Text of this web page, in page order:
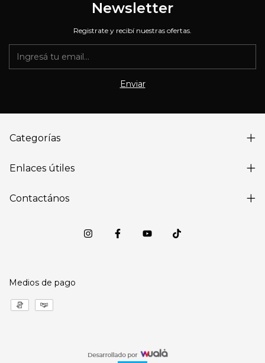
Newsletter
Registrate y recibí nuestras ofertas.
Categorías
Enlaces útiles
Contactános
Medios de pago